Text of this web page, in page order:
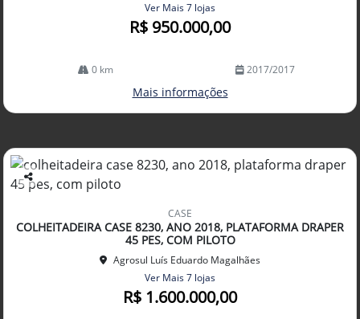
Ver Mais 7 lojas
R$ 950.000,00
0 km 2017/2017
Mais informações
Co
arti
lhe
CASE
COLHEITADEIRA CASE 8230, ANO 2018, PLATAFORMA DRAPER
45 PES, COM PILOTO
Agrosul Luís Eduardo Magalhães
Ver Mais 7 lojas
R$ 1.600.000,00